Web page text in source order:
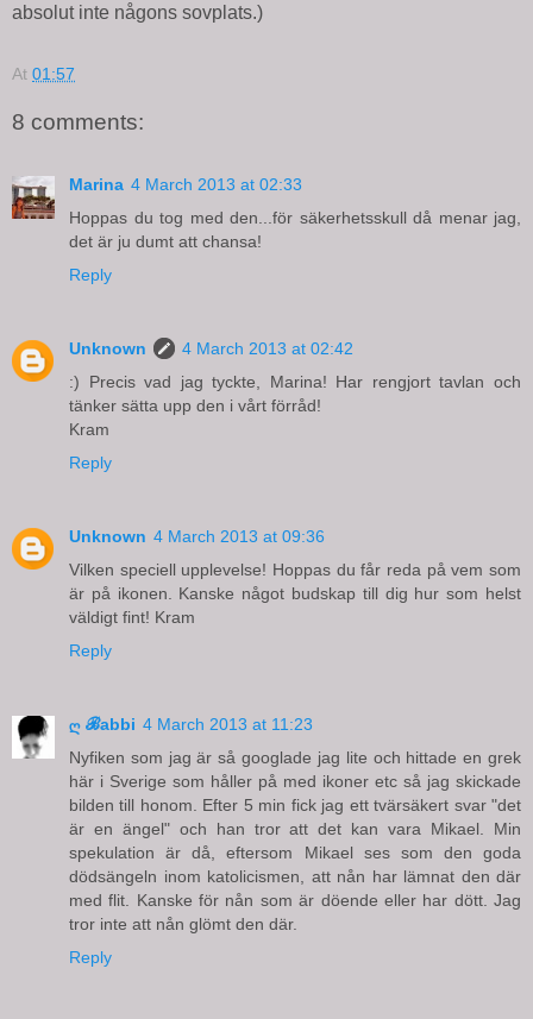
absolut inte någons sovplats.)
At 01:57
8 comments:
Marina 4 March 2013 at 02:33
Hoppas du tog med den...för säkerhetsskull då menar jag,
det är ju dumt att chansa!
Reply
Unknown
4 March 2013 at 02:42
:) Precis vad jag tyckte, Marina! Har rengjort tavlan och
tänker sätta upp den i vårt förråd!
Kram
Reply
Unknown 4 March 2013 at 09:36
Vilken speciell upplevelse! Hoppas du får reda på vem som
är på ikonen. Kanske något budskap till dig hur som helst
väldigt fint! Kram
Reply
ღ ℬabbi 4 March 2013 at 11:23
Nyfiken som jag är så googlade jag lite och hittade en grek
här i Sverige som håller på med ikoner etc så jag skickade
bilden till honom. Efter 5 min fick jag ett tvärsäkert svar "det
är en ängel" och han tror att det kan vara Mikael. Min
spekulation är då, eftersom Mikael ses som den goda
dödsängeln inom katolicismen, att nån har lämnat den där
med flit. Kanske för nån som är döende eller har dött. Jag
tror inte att nån glömt den där.
Reply